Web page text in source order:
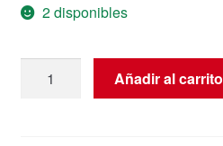
2 disponibles
Sensor
Añadir al carrito